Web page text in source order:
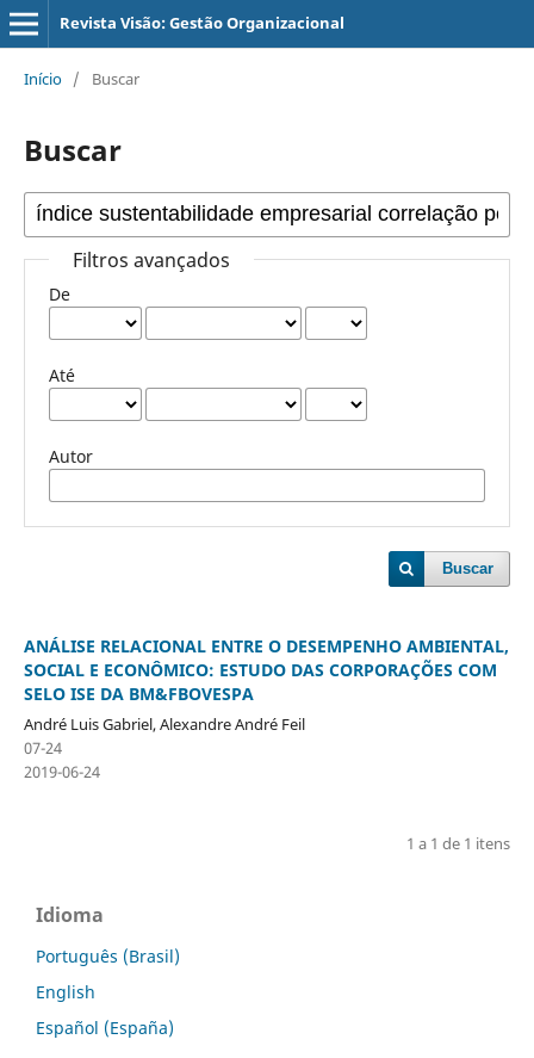
Revista Visão: Gestão Organizacional
Início / Buscar
Buscar
Filtros avançados
De
Até
Autor
Buscar
ANÁLISE RELACIONAL ENTRE O DESEMPENHO AMBIENTAL,
SOCIAL E ECONÔMICO: ESTUDO DAS CORPORAÇÕES COM
SELO ISE DA BM&FBOVESPA
André Luis Gabriel, Alexandre André Feil
07-24
2019-06-24
1 a 1 de 1 itens
Idioma
Português (Brasil)
English
Español (España)